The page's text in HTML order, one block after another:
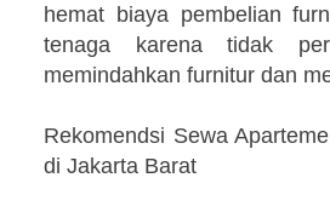
hemat biaya pembelian
tenaga karena tidak
memindahkan furnitur dan
Rekomendsi Sewa
di Jakarta Barat